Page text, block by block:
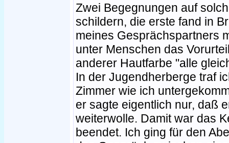
Zwei Begegnungen auf
schildern, die erste fand in
meines Gesprächspartners
unter Menschen das
anderer Hautfarbe "alle
In der Jugendherberge traf
Zimmer wie ich
er sagte eigentlich nur, daß
weiterwolle. Damit war das
beendet. Ich ging für den